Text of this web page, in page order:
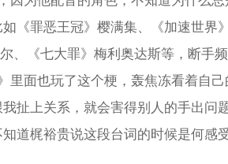
《罪恶王冠》樱满集、《加速世界
、《七大罪》梅利奥达斯等，断手
里面也玩了这个梗，轰焦冻看着自
扯上关系，就会害得别人的手出问
道梶裕贵说这段台词的时候是何感